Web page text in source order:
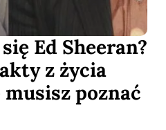
Ed Sheeran?
z życia
poznać